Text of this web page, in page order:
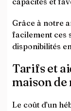
Grâce à notre
facilement ces
disponibilités
Tarifs et
maison
Le coût d’un